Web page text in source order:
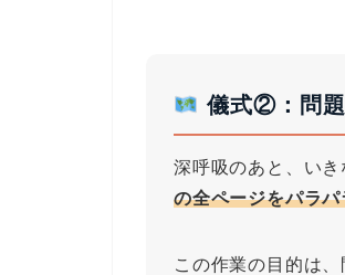
儀式②：問題
深呼吸のあと、い
の全ページをパラ
この作業の目的は